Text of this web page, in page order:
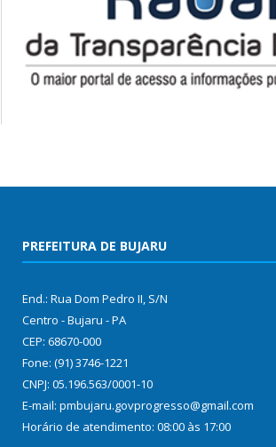
PREFEITURA DE BUJARU
End.: Rua Dom Pedro II, S/N
Centro - Bujaru - PA
CEP: 68670-000
Fone: (91) 3746-1221
CNPJ: 05.196.563/0001-10
E-mail: pmbujaru.govprogresso@gmail.com
Horário de atendimento: 08:00 às 17:00